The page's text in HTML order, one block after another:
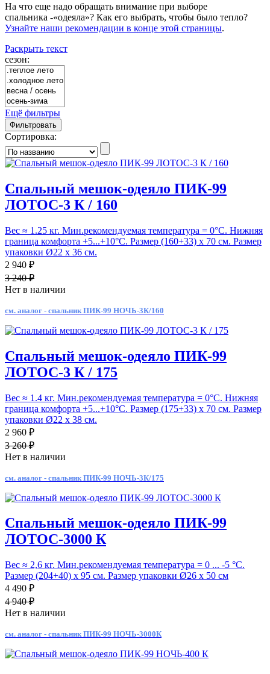
На что еще надо обращать внимание при выборе
спальника -«одеяла»? Как его выбрать, чтобы было тепло?
Узнайте наши рекомендации в конце этой страницы.
Раскрыть текст
сезон:
Ещё фильтры
Фильтровать
Сортировка:
Спальный мешок-одеяло ПИК-99
ЛОТОС-3 К / 160
Вес ≈ 1.25 кг. Мин.рекомендуемая температура = 0°С. Нижняя
граница комфорта +5...+10°С. Размер (160+33) х 70 см. Размер
упаковки Ø22 х 36 см.
2 940 ₽
3 240 ₽
Нет в наличии
см. аналог - спальник ПИК-99 НОЧЬ-3К/160
Спальный мешок-одеяло ПИК-99
ЛОТОС-3 К / 175
Вес ≈ 1.4 кг. Мин.рекомендуемая температура = 0°С. Нижняя
граница комфорта +5...+10°С. Размер (175+33) х 70 см. Размер
упаковки Ø22 х 38 см.
2 960 ₽
3 260 ₽
Нет в наличии
см. аналог - спальник ПИК-99 НОЧЬ-3К/175
Спальный мешок-одеяло ПИК-99
ЛОТОС-3000 К
Вес ≈ 2,6 кг. Мин.рекомендуемая температура = 0 ... -5 °С.
Размер (204+40) х 95 см. Размер упаковки Ø26 х 50 см
4 490 ₽
4 940 ₽
Нет в наличии
см. аналог - спальник ПИК-99 НОЧЬ-3000К